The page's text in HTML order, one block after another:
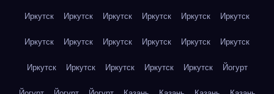
Иркутск Иркутск Иркутск Иркутск Иркутск Иркутск
Иркутск Иркутск Иркутск Иркутск Иркутск Иркутск
Иркутск Иркутск Иркутск Иркутск Иркутск Йогурт